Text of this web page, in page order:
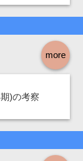
more
)の考察